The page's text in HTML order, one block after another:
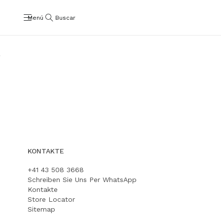
Menú Buscar
KONTAKTE
+41 43 508 3668
Schreiben Sie Uns Per WhatsApp
Kontakte
Store Locator
Sitemap